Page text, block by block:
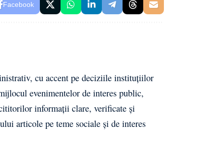
Facebook
cu accent pe deciziile instituțiilor
evenimentelor de interes public,
informații clare, verificate și
articole pe teme sociale și de interes